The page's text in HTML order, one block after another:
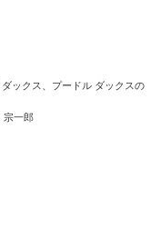
ダックス、プードル ダックスの
宗一郎